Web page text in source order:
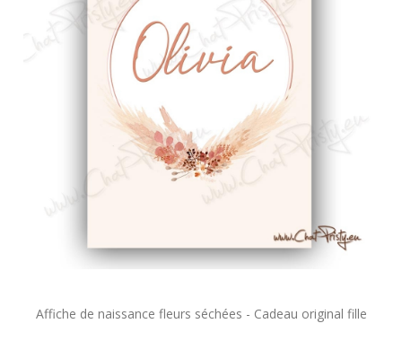
Affiche de naissance fleurs séchées - Cadeau original fille